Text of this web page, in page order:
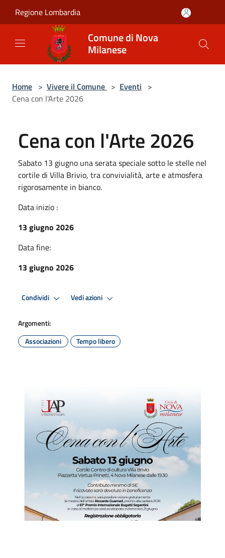
Regione Lombardia
Comune di Nova
Milanese
Home > Vivere il Comune > Eventi >
Cena con l'Arte 2026
Cena con l'Arte 2026
Sabato 13 giugno una serata speciale sotto le stelle nel
cortile di Villa Brivio, tra convivialità, arte e atmosfera
rigorosamente in bianco.
Data inizio :
13 giugno 2026
Data fine:
13 giugno 2026
Condividi Vedi azioni
Argomenti:
Associazioni
Tempo libero